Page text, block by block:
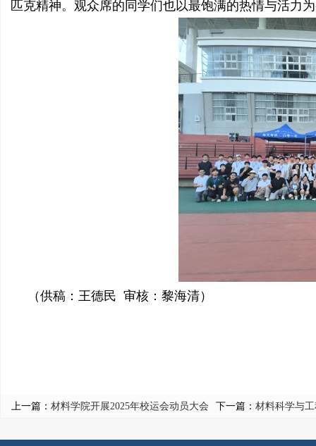
匹克精神。 观众席的同学们也以最饱满的热情与活力
（供稿：王德民 审核：黎海清）
上一篇： 材料学院开展2025年校运会动员大会 下一篇： 材料科学与